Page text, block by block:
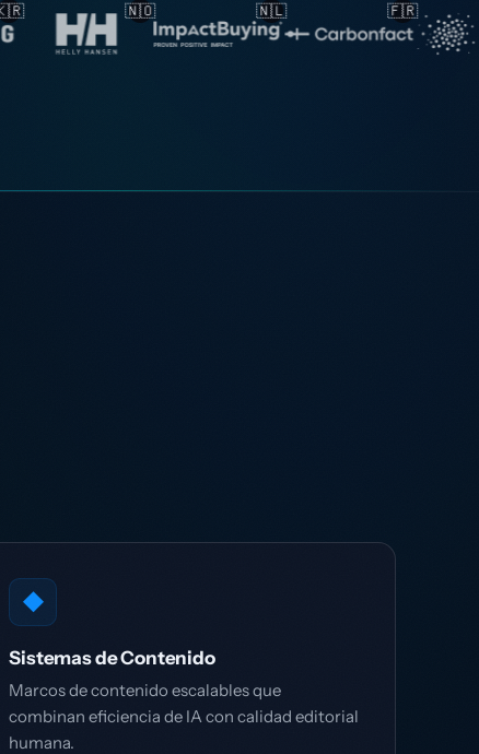
🇳🇱 🇫🇷 🇳🇱 🇳🇱
◆
Sistemas de Contenido
Marcos de contenido escalables que
combinan eficiencia de IA con calidad editorial
humana.